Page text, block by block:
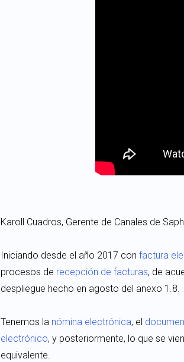
Karoll Cuadros, Gerente de Canales de
Iniciando desde el año 2017 con factura
procesos de recepción de facturas, de
despliegue hecho en agosto del anexo 1.8.
Tenemos la nómina electrónica, el
electrónico, y posteriormente, lo que se
equivalente.